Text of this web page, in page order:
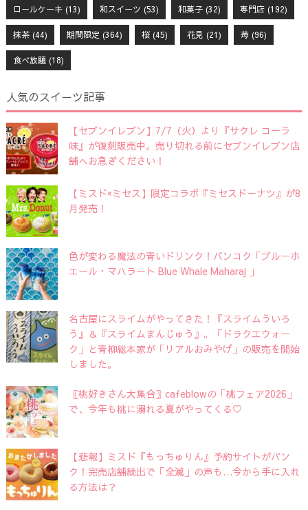
ロールケーキ (13) 和スイーツ (53) 和菓子(32) 専門店(192)
抹茶(44) 期間限定 (364) 桜(45) 花見 (21) 苺(96)
食べ放題(18)
人気のスイーツ記事
【セブンイレブン】7/7（火）より『サクレ コーラ
味』が復刻販売中。売り切れる前にセブンイレブン店
舗へお急ぎください！
【ミスド×ミセス】限定コラボ『ミセスドーナツ』が8
月発売！
色が変わる魔法の青いドリンク！バンコク「ブルーホ
エール・マハラート Blue Whale Maharaj 」
名古屋にスライムがやってきた！『スライムういろ
う』＆『スライムまんじゅう』。「ドラクエウォー
ク」と青柳総本家が「リアルおみやげ」の販売を開始
しました。
〖桃好きさん大集合〗cafeblowの「桃フェア2026」
で、今年も桃に溺れる夏がやってくる♡
【悲報】ミスド『もっちゅりん』予約サイトがパン
ク！完売店舗続出で「全滅」の声も…今から手に入れ
る方法は？